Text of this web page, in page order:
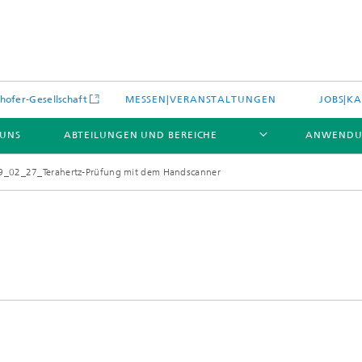
Gesellschaft MESSEN|VERANSTALTUNGEN
ABTEILUNGEN UND BEREICHE
und Leistungen Leistungen und Produkte
Prüfung mit dem Handscanner